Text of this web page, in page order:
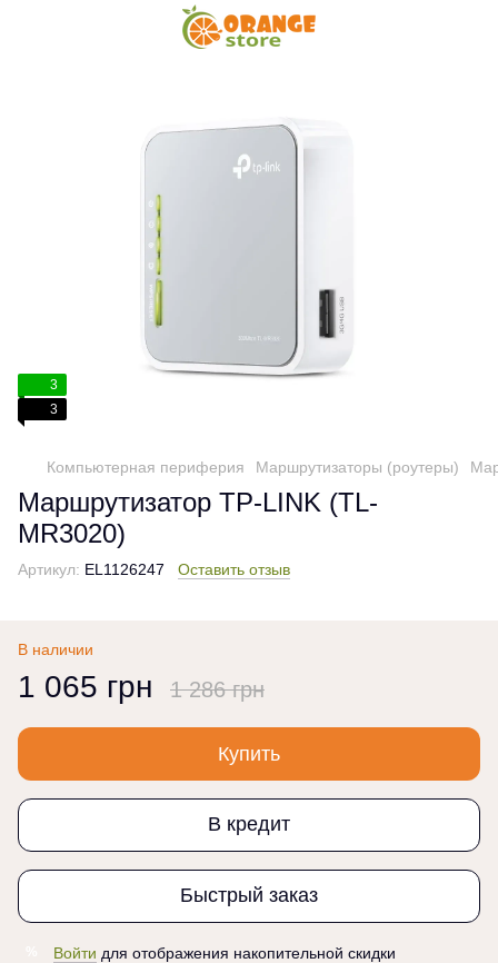
3
3
Компьютерная периферия Маршрутизаторы (роутеры)
Маршрутизатор TP-LINK (TL-
MR3020)
Артикул: EL1126247 Оставить отзыв
В наличии
1 065 грн 1 286 грн
Купить
В кредит
Быстрый заказ
Войти для отображения накопительной скидки